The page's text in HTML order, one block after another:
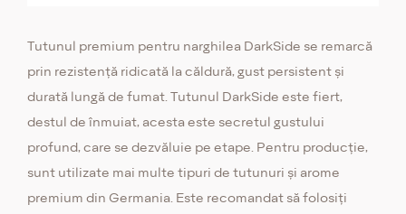
Tutunul premium pentru narghilea DarkSide se remarcă
prin rezistență ridicată la căldură, gust persistent și
durată lungă de fumat. Tutunul DarkSide este fiert,
destul de înmuiat, acesta este secretul gustului
profund, care se dezvăluie pe etape. Pentru producție,
sunt utilizate mai multe tipuri de tutunuri și arome
premium din Germania. Este recomandat să folosiți